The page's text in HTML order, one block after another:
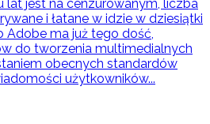
lat jest na cenzurowanym, liczba
i łatane w idzie w dziesiątki
Adobe ma już tego dość,
do tworzenia multimedialnych
obecnych standardów
użytkowników...